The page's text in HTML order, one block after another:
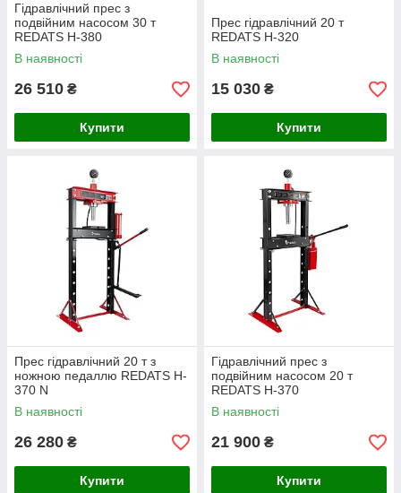
Гідравлічний прес з
подвійним насосом 30 т
REDATS H-380
В наявності
26 510 ₴
Купити
Прес гідравлічний 20 т
REDATS H-320
В наявності
15 030 ₴
Купити
Прес гідравлічний 20 т з
ножною педаллю REDATS H-
370 N
В наявності
26 280 ₴
Купити
Гідравлічний прес з
подвійним насосом 20 т
REDATS H-370
В наявності
21 900 ₴
Купити